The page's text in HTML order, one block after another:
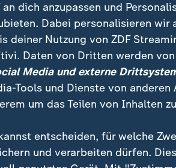
die Außenminister von
zusammen. Der Streit um
an dich anzupassen und
Dabei personalisieren wir
deiner Nutzung von ZDF
Daten von Dritten werden
Media und externe
Tools und Dienste von anderen
um das Teilen von Inhalten
entscheiden, für welche
und verarbeiten dürfen.